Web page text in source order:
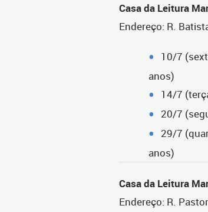
Casa da Leitura
Endereço: R.
10/7
anos)
14/7
20/7
29/7
anos)
Casa da Leitura
Endereço: R.